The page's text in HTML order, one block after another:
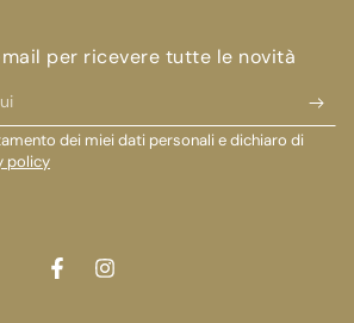
per ricevere tutte le novità
dei miei dati personali e dichiaro di
policy
FacebookInstagram